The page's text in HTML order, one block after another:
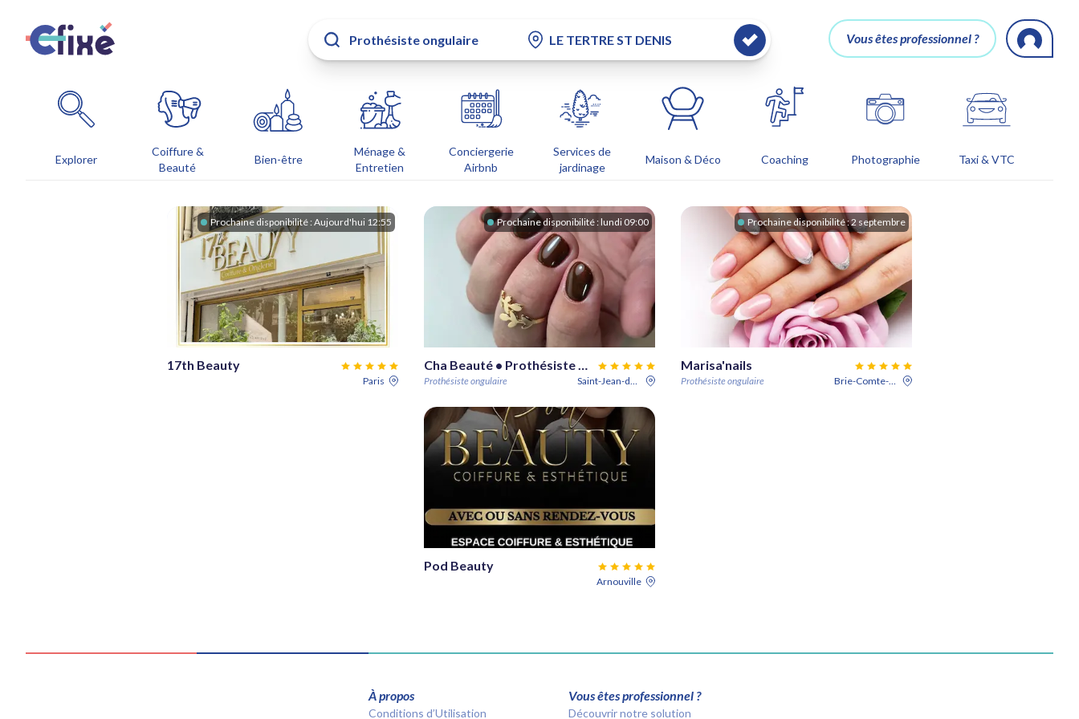
Vous êtes professionnel ?
Explorer
Coiffure &
Beauté
Bien-être
Ménage &
Entretien
Conciergerie
Airbnb
Services de
jardinage
Maison & Déco Coaching Photographie Taxi & VTC
Prochaine disponibilité : Aujourd'hui 12:55
17th Beauty
Paris
Prochaine disponibilité :lundi 09:00
Cha Beauté • Prothésiste Ongulaire 🐈‍⬛
Prothésiste ongulaire Saint-Jean-de-Braye
Prochaine disponibilité :2 septembre
Marisa'nails
Prothésiste ongulaire Brie-Comte-Robert
Pod Beauty
Arnouville
À propos
Conditions d’Utilisation
Vous êtes professionnel ?
Découvrir notre solution